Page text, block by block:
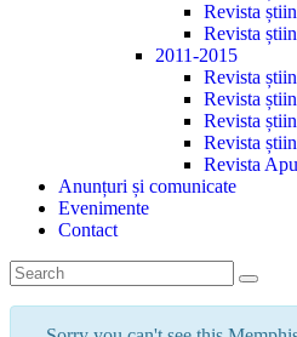
Revista
Revista
2011-2015
Revista
Revista
Revista
Revista
Revista
Anunțuri și comunicate
Evenimente
Contact